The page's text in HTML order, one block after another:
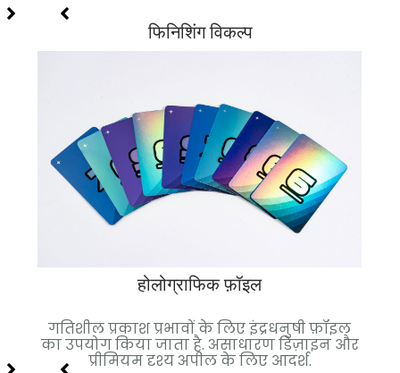
फिनिशिंग विकल्प
होलोग्राफिक फ़ॉइल
गतिशील प्रकाश प्रभावों के लिए इंद्रधनुषी फ़ॉइल
का उपयोग किया जाता है. असाधारण डिज़ाइन और
प्रीमियम दृश्य अपील के लिए आदर्श.